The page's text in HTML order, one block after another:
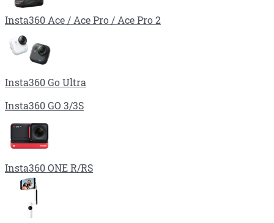
Insta360 Ace / Ace Pro / Ace Pro 2
Insta360 Go Ultra
Insta360 GO 3/3S
Insta360 ONE R/RS